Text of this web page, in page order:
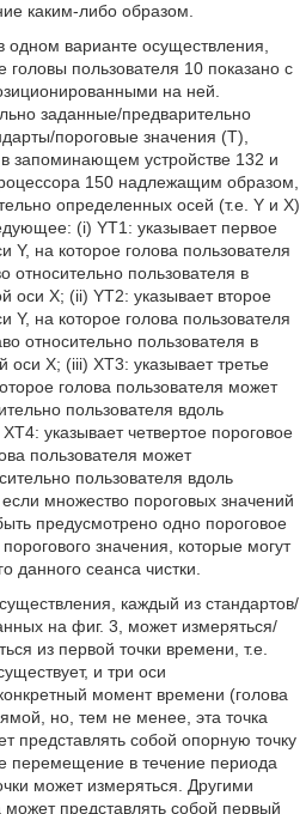
каким-либо образом.
варианте осуществления,
головы пользователя 10 показано с
на ней.
заданные/предварительно
пороговые значения (T),
в запоминающем устройстве 132 и
150 надлежащим образом,
определенных осей (т.е. Y и X)
(i) YT1: указывает первое
Y, на которое голова пользователя
относительно пользователя в
оси X; (ii) YT2: указывает второе
Y, на которое голова пользователя
относительно пользователя в
оси X; (iii) XT3: указывает третье
голова пользователя может
пользователя вдоль
указывает четвертое пороговое
пользователя может
пользователя вдоль
множество пороговых значений
предусмотрено одно пороговое
значения, которые могут
данного сеанса чистки.
каждый из стандартов/
на фиг. 3, может измеряться/
из первой точки времени, т.е.
и три оси
момент времени (голова
но, тем не менее, эта точка
представлять собой опорную точку
перемещение в течение периода
может измеряться. Другими
представлять собой первый